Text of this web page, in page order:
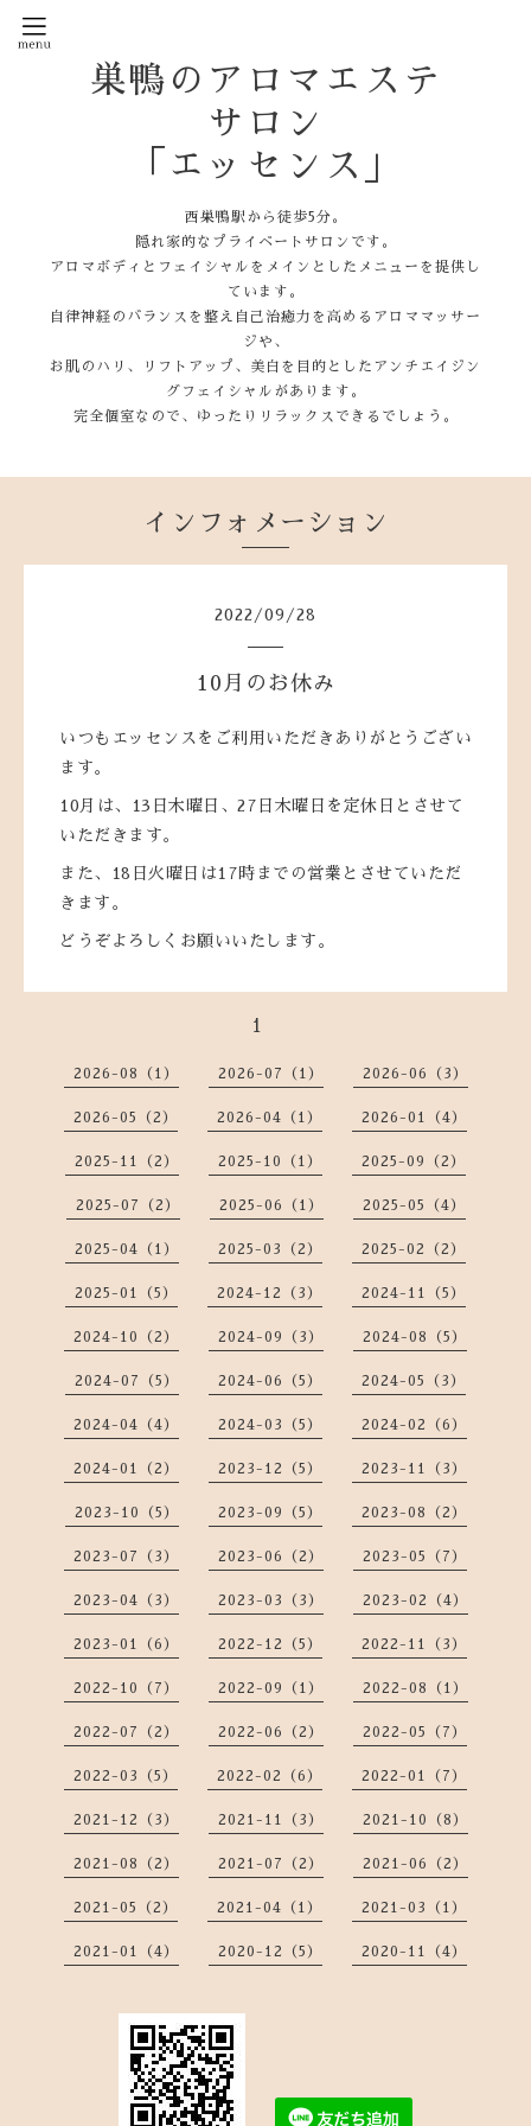
巣鴨のアロマエステ
サロン
「エッセンス」
西巣鴨駅から徒歩5分。
隠れ家的なプライベートサロンです。
アロマボディとフェイシャルをメインとしたメニューを提供し
ています。
自律神経のバランスを整え自己治癒力を高めるアロママッサー
ジや、
お肌のハリ、リフトアップ、美白を目的としたアンチエイジン
グフェイシャルがあります。
完全個室なので、ゆったりリラックスできるでしょう。
インフォメーション
2022 /09 /28
10月のお休み
いつもエッセンスをご利用いただきありがとうござい
ます。
10月は、13日木曜日、27日木曜日を定休日とさせて
いただきます。
また、18日火曜日は17時までの営業とさせていただ
きます。
どうぞよろしくお願いいたします。
1
2026-08（1） 2026-07（1） 2026-06（3）
2026-05（2） 2026-04（1） 2026-01（4）
2025-11（2） 2025-10（1） 2025-09（2）
2025-07（2） 2025-06（1） 2025-05（4）
2025-04（1） 2025-03（2） 2025-02（2）
2025-01（5） 2024-12（3） 2024-11（5）
2024-10（2） 2024-09（3） 2024-08（5）
2024-07（5） 2024-06（5） 2024-05（3）
2024-04（4） 2024-03（5） 2024-02（6）
2024-01（2） 2023-12（5） 2023-11（3）
2023-10（5） 2023-09（5） 2023-08（2）
2023-07（3） 2023-06（2） 2023-05（7）
2023-04（3） 2023-03（3） 2023-02（4）
2023-01（6） 2022-12（5） 2022-11（3）
2022-10（7） 2022-09（1） 2022-08（1）
2022-07（2） 2022-06（2） 2022-05（7）
2022-03（5） 2022-02（6） 2022-01（7）
2021-12（3） 2021-11（3） 2021-10（8）
2021-08（2） 2021-07（2） 2021-06（2）
2021-05（2） 2021-04（1） 2021-03（1）
2021-01（4） 2020-12（5） 2020-11（4）